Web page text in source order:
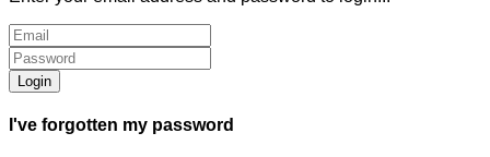
Login
I've forgotten my password